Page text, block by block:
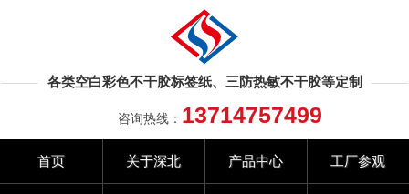
各类空白彩色不干胶标签纸、三防热敏不干胶等定制
咨询热线： 13714757499
首页 关于深北 产品中心 工厂参观